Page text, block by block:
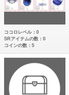
ココロレベル：0
SRアイテムの数：0
コインの数：5